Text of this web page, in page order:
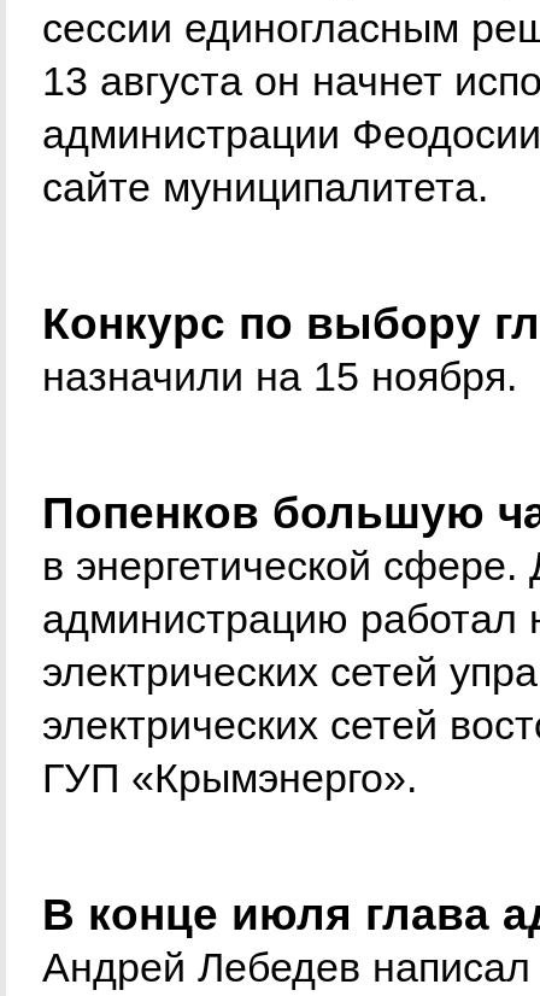
сессии единогласным
13 августа он начнет
администрации
сайте муниципалитета.
Конкурс по выбору
назначили на 15 ноября.
Попенков большую
в энергетической
администрацию работал
электрических сетей
электрических сетей
ГУП «Крымэнерго».
В конце июля глава
Андрей Лебедев